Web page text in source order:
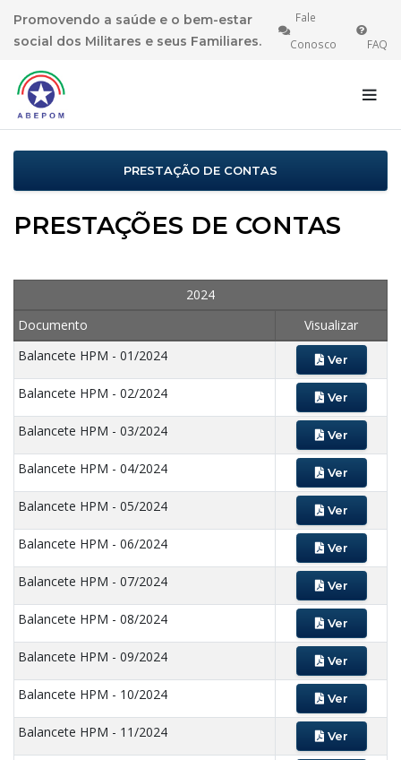
Promovendo a saúde e o bem-estar
social dos Militares e seus Familiares.
Fale
Conosco
FAQ
INÍCIO
PRESTAÇÃO DE CONTAS
PRESTAÇÕES DE CONTAS
2024
Documento
Visualizar
Balancete HPM - 01/2024
Ver
Balancete HPM - 02/2024 Ver
Balancete HPM - 03/2024 Ver
Balancete HPM - 04/2024 Ver
Balancete HPM - 05/2024 Ver
Balancete HPM - 06/2024 Ver
Balancete HPM - 07/2024 Ver
Balancete HPM - 08/2024 Ver
Balancete HPM - 09/2024 Ver
Balancete HPM - 10/2024 Ver
Balancete HPM - 11/2024 Ver